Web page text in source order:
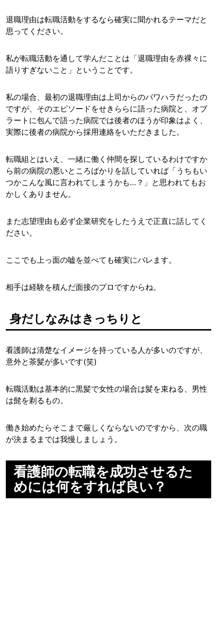
退職理由は転職活動をするなら確実に聞かれるテーマだと
思ってください。
私が転職活動を通して学んだことは「退職理由を赤裸々に
語りすぎないこと」ということです。
私の場合、最初の退職理由は上司からのパワハラだったの
ですが、そのエピソードをせきららに語った病院と、オブ
ラートに包んで語った病院では後者のほうが印象はよく、
実際に後者の病院から採用連絡をいただきました。
転職組とはいえ、一緒に働く仲間を探しているわけですか
ら前の病院の悪いところばかりを話していれば「うちもい
つかこんな風に言われてしまうかも…？」と思われてもお
かしくありません。
また志望理由も必ず企業研究をしたうえで正直に話してく
ださい。
ここでも上っ面の嘘を並べても確実にバレます。
相手は経験を積んだ面接のプロですからね。
身だしなみはきっちりと
看護師は清楚なイメージを持っている人が多いのですが、
意外と茶髪が多いです(笑)
転職活動は基本的に黒髪で女性の場合は髪を束ねる、男性
は髭を剃るもの。
働き始めたらそこまで厳しくならないのですから、次の職
が決まるまでは我慢しましょう。
看護師の転職を成功させるた
めには何をすれば良い？